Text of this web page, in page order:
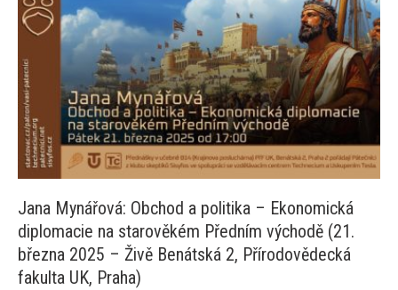
Jana Mynářová: Obchod a politika – Ekonomická
diplomacie na starověkém Předním východě (21.
března 2025 – Živě Benátská 2, Přírodovědecká
fakulta UK, Praha)